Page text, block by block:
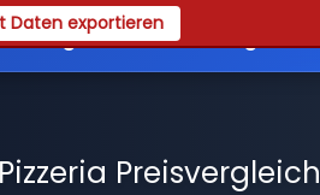
Daten exportieren
Registrieren
Preisvergleich